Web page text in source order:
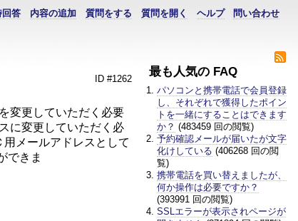
問い合わせ
ヘルプ
質問を開く
質問をする
内容の追加
回答
最も人気の FAQ
パソコンと携帯電話で会員登録
し、それぞれで獲得したポイン
トを一緒にすることはできます
か？ (483459 回の閲覧)
予約確認メールが届いたが文字
化けしている (406268 回の閲
覧)
携帯電話を買い替えましたが、
何か操作は必要ですか？
(393991 回の閲覧)
SSLエラーが表示されページが
ID #1262
変更していただく必要
に変更していただく必
メールアドレスとして
できま